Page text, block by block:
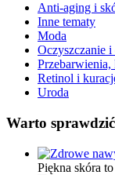
Anti-aging i
Inne tematy
Moda
Oczyszczanie
Retinol i
Uroda
Warto sprawdzić
Piękna skóra